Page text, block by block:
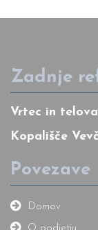
Zadnje
Vrtec in
Kopališče
Povezave
Domov